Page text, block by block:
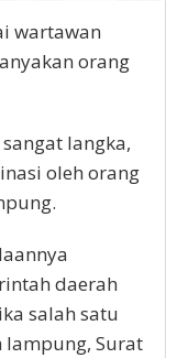
wartawan
orang
langka,
oleh orang
daerah
salah satu
lampung, Surat